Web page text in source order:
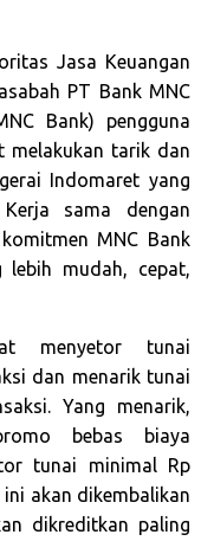
Jasa Keuangan
PT Bank MNC
Bank) pengguna
melakukan tarik dan
Indomaret yang
sama dengan
MNC Bank
lebih mudah, cepat,
menyetor tunai
dan menarik tunai
Yang menarik,
bebas biaya
tunai minimal Rp
akan dikembalikan
dikreditkan paling